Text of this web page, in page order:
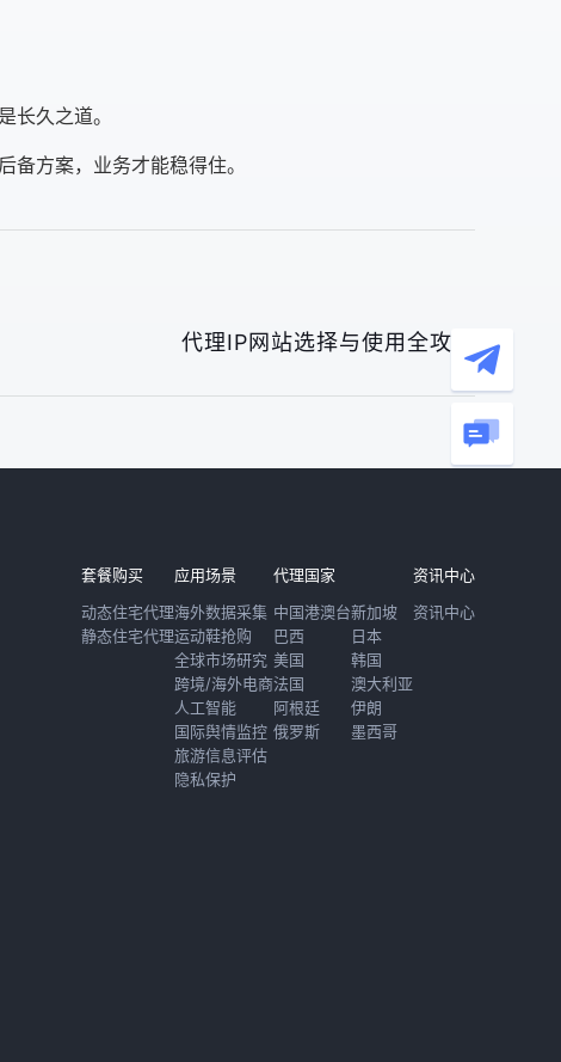
久之道。
方案，业务才能稳得住。
代理IP网站选择与使用全攻略
套餐购买
动态住宅代理
静态住宅代理
应用场景
海外数据采集
运动鞋抢购
全球市场研究
跨境/海外电商
人工智能
国际舆情监控
旅游信息评估
隐私保护
代理国家
中国港澳台
巴西
美国
法国
阿根廷
俄罗斯
新加坡
日本
韩国
澳大利亚
伊朗
墨西哥
资讯中心
资讯中心